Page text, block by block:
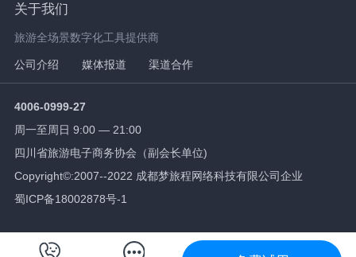
关于我们
旅游全场景数字化工具提供商
公司介绍 媒体报道 渠道合作
4006-0999-27
周一至周日 9:00 — 21:00
四川省旅游电子商务协会（副会长单位)
Copyright©:2007--2022 成都梦旅程网络科技有限公司企业
蜀ICP备18002878号-1